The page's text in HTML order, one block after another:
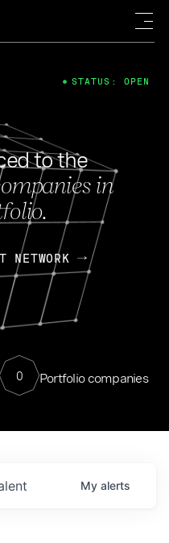
to the
in
NETWORK
0 Portfolio companies
STATUS: OPEN
My alerts